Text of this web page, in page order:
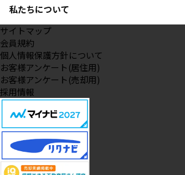
私たちについて
サイトマップ
会員規約
個人情報保護方針について
お客様アンケート(居住用)
お客様アンケート(売却用)
採用情報